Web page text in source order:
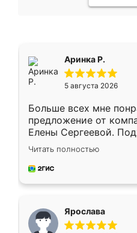
Аринка Р.
5 августа 2026
Больше всех мне
предложение от
Елены Сергеевой.
короткие сроки
для замера сотрудник
предложил по моему
Читать полностью
Ярослава